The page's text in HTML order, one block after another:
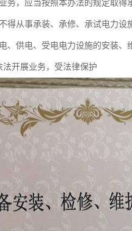
务，应当按照本办法的规定取
得从事承装、承修、承试电力设
、供电、受电电力设施的安装、
开展业务，受法律保护